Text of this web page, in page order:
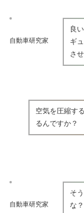
自動車研究家
良
ギ
さ
空気を圧縮す
るんですか？
自動車研究家
そ
な